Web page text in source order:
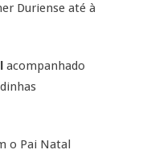
Duriense até à
acompanhado
o Pai Natal